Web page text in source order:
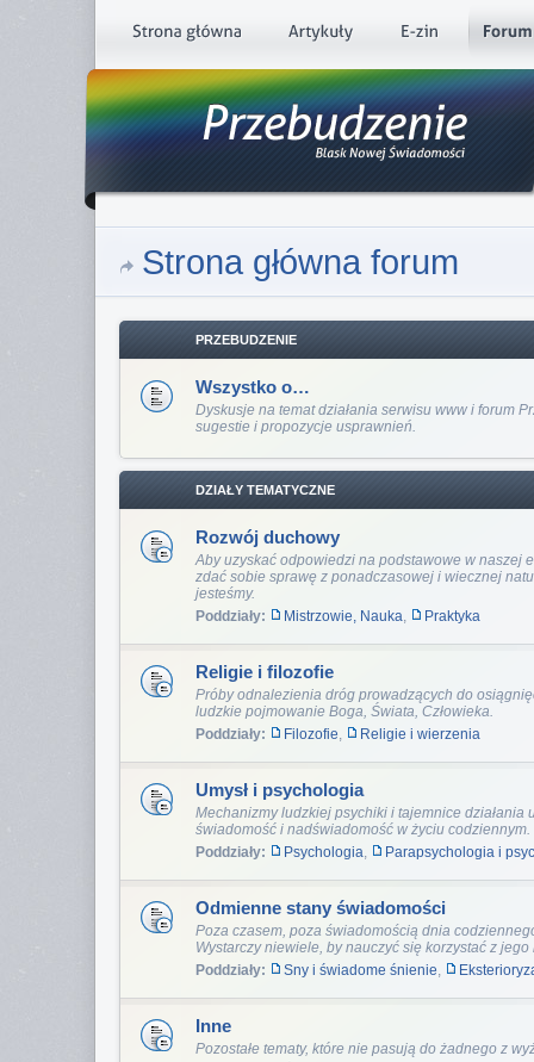
Strona główna forum
PRZEBUDZENIE
Wszystko o…
Dyskusje na temat działania serwisu www i forum
sugestie i propozycje usprawnień.
DZIAŁY TEMATYCZNE
Rozwój duchowy
Aby uzyskać odpowiedzi na podstawowe w naszej
zdać sobie sprawę z ponadczasowej i wiecznej
jesteśmy.
Poddziały:
Mistrzowie, Nauka, Praktyka
Religie i filozofie
Próby odnalezienia dróg prowadzących do
ludzkie pojmowanie Boga, Świata, Człowieka.
Poddziały:
Filozofie, Religie i wierzenia
Umysł i psychologia
Mechanizmy ludzkiej psychiki i tajemnice działania
świadomość i nadświadomość w życiu codziennym.
Poddziały:
Psychologia, Parapsychologia i
Odmienne stany świadomości
Poza czasem, poza świadomością dnia
Wystarczy niewiele, by nauczyć się korzystać z
Poddziały:
Sny i świadome śnienie,
Inne
Pozostałe tematy, które nie pasują do żadnego z